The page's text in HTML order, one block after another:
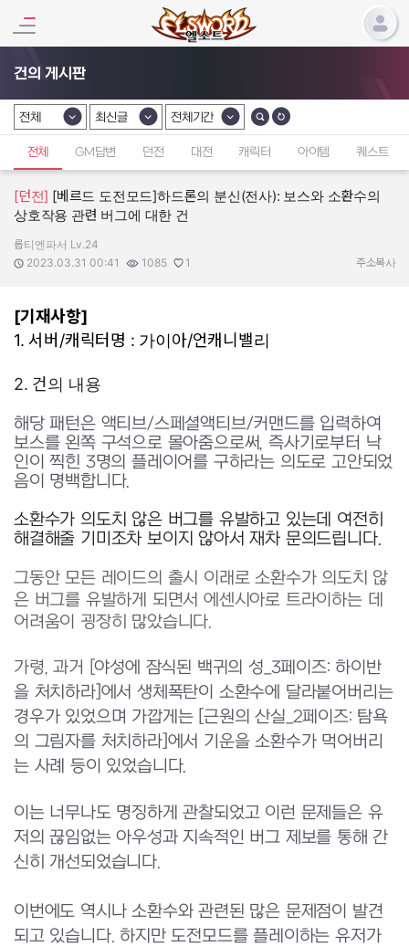
건의 게시판
카테고리 선택
전체
카테고리 선택
최신글
카테고리 선택
전체기간
전체 GM답변 던전 대전 캐릭터 아이템 퀘스트
[던전] [베르드 도전모드]하드론의 분신(전사): 보스와 소환수의
상호작용 관련 버그에 대한 건
작성자:
롭티엔파서 Lv.24
작성일:
2023.03.31 00:41
조회수:
1085
추천수:
1 주소복사
[기재사항]
1. 서버/캐릭터명 : 가이아/언캐니밸리
2. 건의 내용
해당 패턴은 액티브/스페셜액티브/커맨드를 입력하여
보스를 왼쪽 구석으로 몰아줌으로써, 즉사기로부터 낙
인이 찍힌 3명의 플레이어를 구하라는 의도로 고안되었
음이 명백합니다.
소환수가 의도치 않은 버그를 유발하고 있는데 여전히
해결해줄 기미조차 보이지 않아서 재차 문의드립니다.
그동안 모든 레이드의 출시 이래로 소환수가 의도치 않
은 버그를 유발하게 되면서 에센시아로 트라이하는 데
어려움이 굉장히 많았습니다.
가령, 과거 [야성에 잠식된 백귀의 성_3페이즈: 하이반
을 처치하라]에서 생체폭탄이 소환수에 달라붙어버리는
경우가 있었으며 가깝게는 [근원의 산실_2페이즈: 탐욕
의 그림자를 처치하라]에서 기운을 소환수가 먹어버리
는 사례 등이 있었습니다.
이는 너무나도 명징하게 관찰되었고 이런 문제들은 유
저의 끊임없는 아우성과 지속적인 버그 제보를 통해 간
신히 개선되었습니다.
이번에도 역시나 소환수와 관련된 많은 문제점이 발견
되고 있습니다. 하지만 도전모드를 플레이하는 유저가